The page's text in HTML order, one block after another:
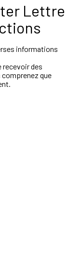
Lettre
informations
recevoir des
que